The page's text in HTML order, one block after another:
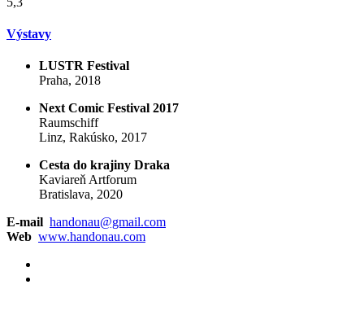
Výstavy
LUSTR Festival
Praha, 2018
Next Comic Festival 2017
Raumschiff
Linz, Rakúsko, 2017
Cesta do krajiny Draka
Kaviareň Artforum
Bratislava, 2020
E-mail handonau@gmail.com
Web www.handonau.com